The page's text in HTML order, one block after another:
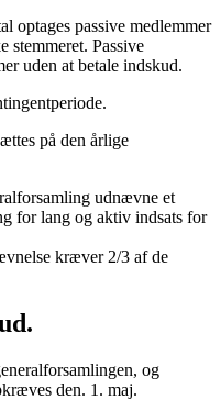
optages passive medlemmer
stemmeret. Passive
uden at betale indskud.
på den årlige
udnævne et
for lang og aktiv indsats for
kræver 2/3 af de
og
den. 1. maj.